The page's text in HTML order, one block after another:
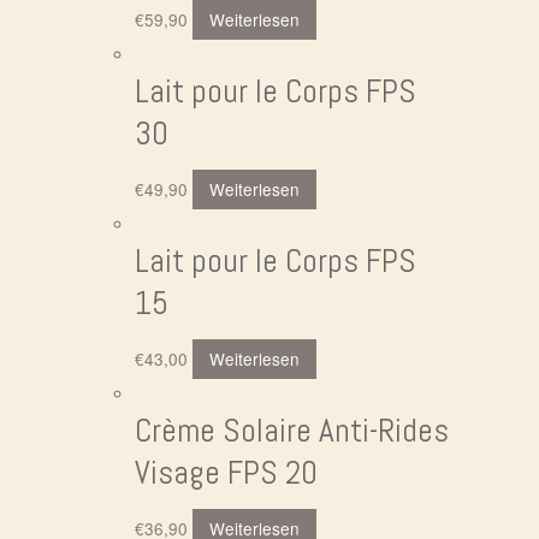
€59,90 Weiterlesen
Lait pour le Corps FPS
30
€49,90 Weiterlesen
Lait pour le Corps FPS
15
€43,00 Weiterlesen
Crème Solaire Anti-Rides
Visage FPS 20
€36,90 Weiterlesen